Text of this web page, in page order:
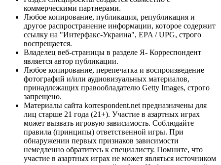
коммерческими партнерами.
Любое копирование, публикация, републикация и
другое распространение информации, которое содержит
ссылку на "Интерфакс-Украина", EPA / UPG, строго
воспрещается.
Владелец веб-страницы в разделе Я- Корреспондент
является автор публикации.
Любое копирование, перепечатка и воспроизведение
фотографий и/или аудиовизуальных материалов,
принадлежащих правообладателю Getty Images, строго
запрещено.
Материалы сайта korrespondent.net предназначены для
лиц старше 21 года (21+). Участие в азартных играх
может вызвать игровую зависимость. Соблюдайте
правила (принципы) ответственной игры. При
обнаружении первых признаков зависимости
немедленно обратитесь к специалисту. Помните, что
участие в азартных играх не может являться источником